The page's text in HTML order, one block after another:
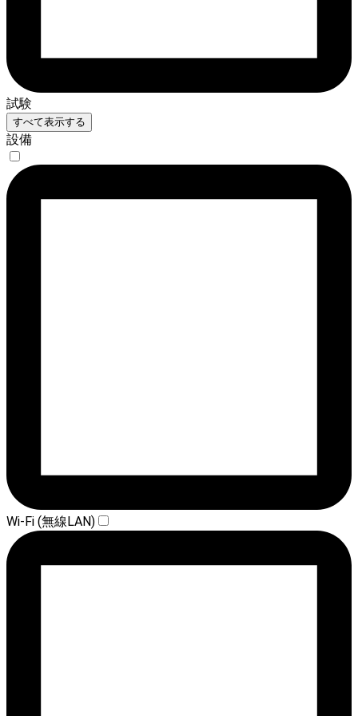
試験
すべて表示する
設備
Wi-Fi (無線LAN)